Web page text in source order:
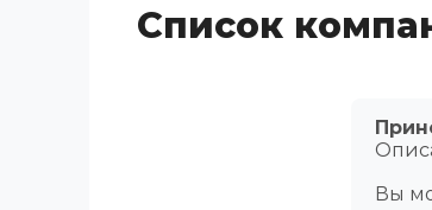
Список
Вы